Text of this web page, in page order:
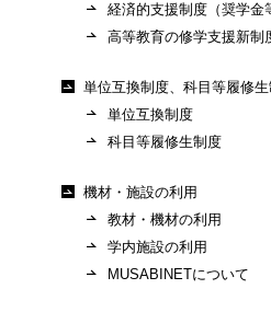
経済的支援制度（奨学金
高等教育の修学支援新制
単位互換制度、科目等履修
単位互換制度
科目等履修生制度
機材・施設の利用
教材・機材の利用
学内施設の利用
MUSABINETについて